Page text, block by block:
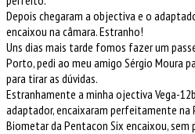
Depois chegaram a objectiva e o
encaixou na câmara. Estranho!
Uns dias mais tarde fomos fazer um
Porto, pedi ao meu amigo Sérgio Moura
para tirar as dúvidas.
Estranhamente a minha ojectiva Vega-
adaptador, encaixaram perfeitamente na
Biometar da Pentacon Six encaixou, sem